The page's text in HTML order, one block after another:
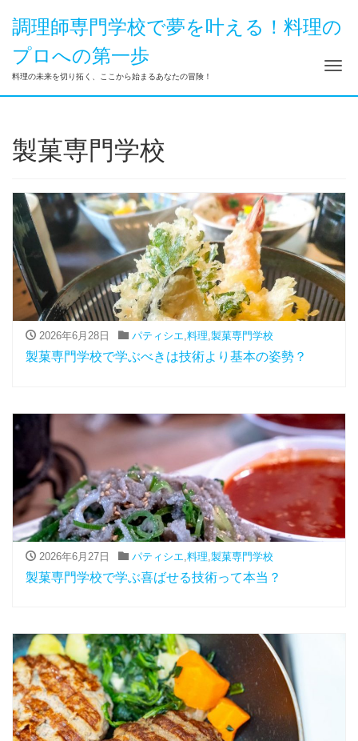
調理師専門学校で夢を叶える！料理の
プロへの第一歩
料理の未来を切り拓く、ここから始まるあなたの冒険！ ナ
製菓専門学校
2026年6月28日 パティシエ,料理,製菓専門学校
製菓専門学校で学ぶべきは技術より基本の姿勢？
2026年6月27日 パティシエ 料理 製菓専門学校
製菓専門学校で学ぶ喜ばせる技術って本当？